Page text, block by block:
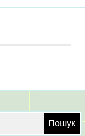
Пошук